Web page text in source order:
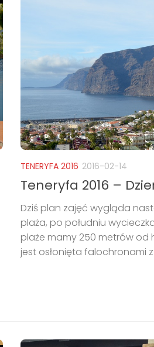
TENERYFA 2016 2016-02-14
Teneryfa 2016 –
Dziś plan zajęć wygląda
plaża, po południu
plaże mamy 250 metrów od
jest osłonięta falochronami